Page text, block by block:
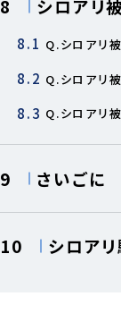
8 シロアリ
8.1 Q.シロアリ
8.2 Q.シロアリ
8.3 Q.シロアリ
9 さいごに
10 シロア